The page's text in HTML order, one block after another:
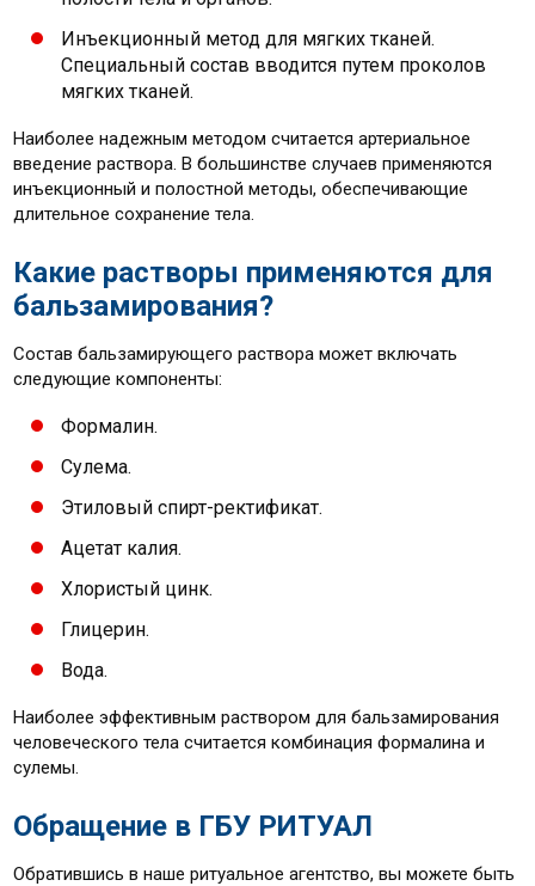
Инъекционный метод для мягких тканей.
Специальный состав вводится путем проколов
мягких тканей.
Наиболее надежным методом считается артериальное
введение раствора. В большинстве случаев применяются
инъекционный и полостной методы, обеспечивающие
длительное сохранение тела.
Какие растворы применяются для
бальзамирования?
Состав бальзамирующего раствора может включать
следующие компоненты:
Формалин.
Сулема.
Этиловый спирт-ректификат.
Ацетат калия.
Хлористый цинк.
Глицерин.
Вода.
Наиболее эффективным раствором для бальзамирования
человеческого тела считается комбинация формалина и
сулемы.
Обращение в ГБУ РИТУАЛ
Обратившись в наше ритуальное агентство, вы можете быть